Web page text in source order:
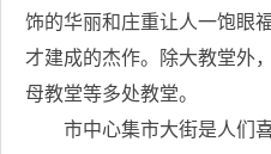
饰的华丽和庄重让人一饱眼
才建成的杰作。除大教堂外
母教堂等多处教堂。
市中心集市大街是人们喜